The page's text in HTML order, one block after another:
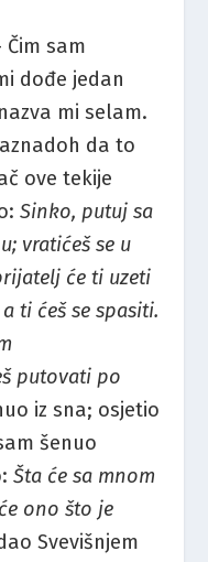
Čim sam
dođe jedan
mi selam.
da to
ove tekije
Sinko, putuj sa
vratićeš se u
će ti uzeti
ti ćeš se spasiti.
putovati po
iz sna; osjetio
šenuo
Šta će sa mnom
ono što je
Svevišnjem